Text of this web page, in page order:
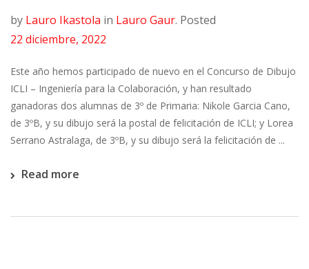
by Lauro Ikastola in Lauro Gaur. Posted
22 diciembre, 2022
Este año hemos participado de nuevo en el Concurso de Dibujo
ICLI – Ingeniería para la Colaboración, y han resultado
ganadoras dos alumnas de 3º de Primaria: Nikole Garcia Cano,
de 3ºB, y su dibujo será la postal de felicitación de ICLI; y Lorea
Serrano Astralaga, de 3ºB, y su dibujo será la felicitación de ...
Read more